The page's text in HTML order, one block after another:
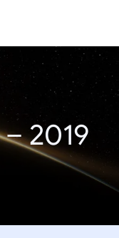
2019